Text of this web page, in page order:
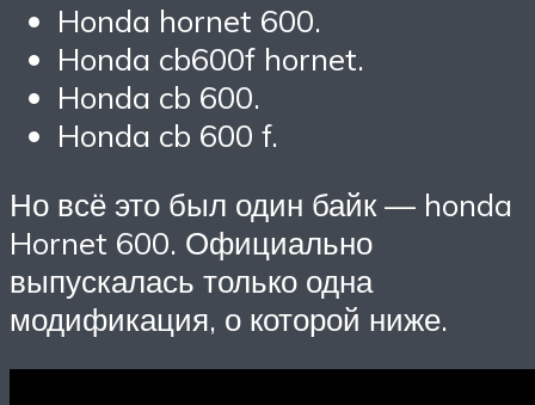
Honda hornet 600.
Honda cb600f hornet.
Honda cb 600.
Honda cb 600 f.
Но всё это был один байк — honda
Hornet 600. Официально
выпускалась только одна
модификация, о которой ниже.